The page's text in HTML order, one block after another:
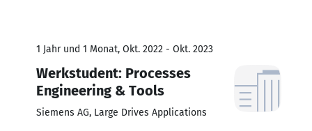
1 Jahr und 1 Monat, Okt. 2022 - Okt. 2023
Werkstudent: Processes
Engineering & Tools
Siemens AG, Large Drives Applications